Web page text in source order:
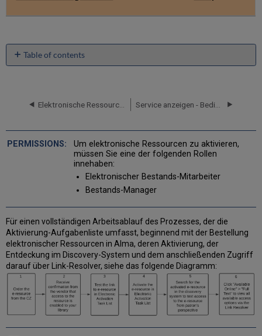
Table of contents
zugeordnete
Aktivierungs-
Ressourcen
verwalten
Aktivierung
einer
elektronischen
Sammlung
unter
Verwendung
des
Aktivierungsassistenten
Um elektronische Ressourcen zu aktivieren,
müssen Sie eine der folgenden Rollen
innehaben:
Elektronischer Bestands-Mitarbeiter
Bestands-Manager
Für einen vollständigen Arbeitsablauf des Prozesses, der die
Aktivierung-Aufgabenliste umfasst, beginnend mit der Bestellung
elektronischer Ressourcen in Alma, deren Aktivierung, der
Entdeckung im Discovery-System und dem anschließenden Zugriff
darauf über Link-Resolver, siehe das folgende Diagramm: